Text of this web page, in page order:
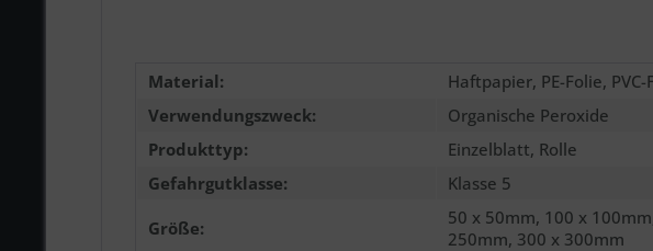
Material:
Haftpapier, PE-Folie, PVC-
Verwendungszweck:
Organische Peroxide
Produkttyp:
Einzelblatt, Rolle
Gefahrgutklasse:
Klasse 5
Größe:
50 x 50mm, 100 x
250mm, 300 x 300mm